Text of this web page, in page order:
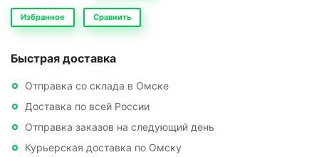
Избранное Сравнить
Быстрая доставка
Отправка со склада в Омске
Доставка по всей России
Отправка заказов на следующий день
Курьерская доставка по Омску